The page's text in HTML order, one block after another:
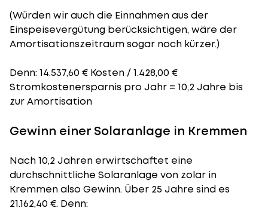
(Würden wir auch die Einnahmen aus der
Einspeisevergütung berücksichtigen, wäre der
Amortisationszeitraumsogar noch kürzer.)
Denn: 14.537,60 € Kosten / 1.428,00 €
Stromkostenersparnis pro Jahr = 10,2 Jahre bis
zur Amortisation
Gewinn einer Solaranlage in Kremmen
Nach 10,2 Jahren erwirtschaftet eine
durchschnittliche Solaranlage von zolar in
Kremmen also Gewinn. Über 25 Jahre sind es
21.162,40 €. Denn: